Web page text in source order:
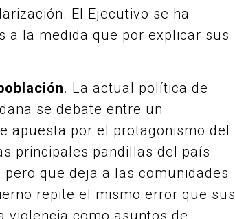
El Ejecutivo se ha
a la medida que por explicar sus
. La actual política de
se debate entre un
apuesta por el protagonismo del
principales pandillas del país
que deja a las comunidades
repite el mismo error que sus
violencia como asuntos de